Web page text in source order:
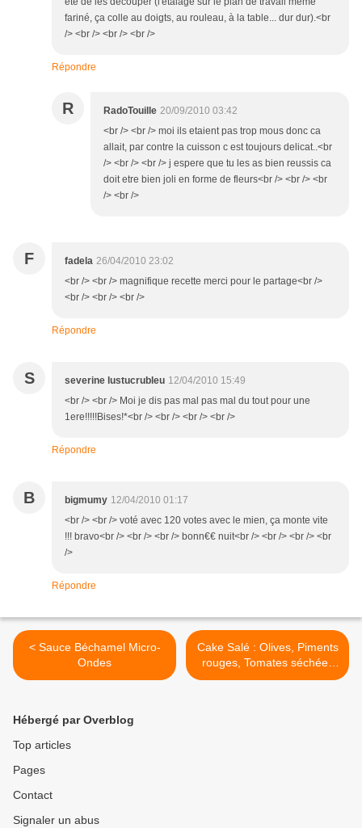
fariné, ça colle au doigts, au rouleau, à la table... dur dur).<br
/> <br /> <br /> <br />
Répondre
R RadoTouille 20/09/2010 03:42
<br /> <br /> moi ils etaient pas trop mous donc ca
allait, par contre la cuisson c est toujours delicat..<br
/> <br /> <br /> j espere que tu les as bien reussis ca
doit etre bien joli en forme de fleurs<br /> <br /> <br
/> <br />
F fadela 26/04/2010 23:02
<br /> <br /> magnifique recette merci pour le partage<br />
<br /> <br /> <br />
Répondre
S severine lustucrubleu 12/04/2010 15:49
<br /> <br /> Moi je dis pas mal pas mal du tout pour une
1ere!!!!!Bises!*<br /> <br /> <br /> <br />
Répondre
B bigmumy 12/04/2010 01:17
<br /> <br /> voté avec 120 votes avec le mien, ça monte vite
!!! bravo<br /> <br /> <br /> bonn€€ nuit<br /> <br /> <br /> <br
/>
Répondre
< Sauce Béchamel Micro-
Ondes
Cake Salé : Olives, Piments
rouges, Tomates séchées
et Feta. >
Hébergé par Overblog
Top articles
Pages
Contact
Signaler un abus